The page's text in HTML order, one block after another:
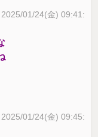
2025/01/24(金) 09:41:
2025/01/24(金) 09:45: